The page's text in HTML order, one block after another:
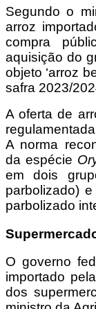
Segundo o
arroz
compra
aquisição do
objeto ‘arroz
safra 2023/
A oferta de
A norma
da espécie
em dois
parbolizado)
parbolizado
O governo
importado
dos